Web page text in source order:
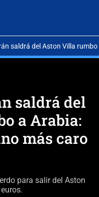
saldrá del Aston Villa
saldrá del
a Arabia:
más caro
para salir del Aston